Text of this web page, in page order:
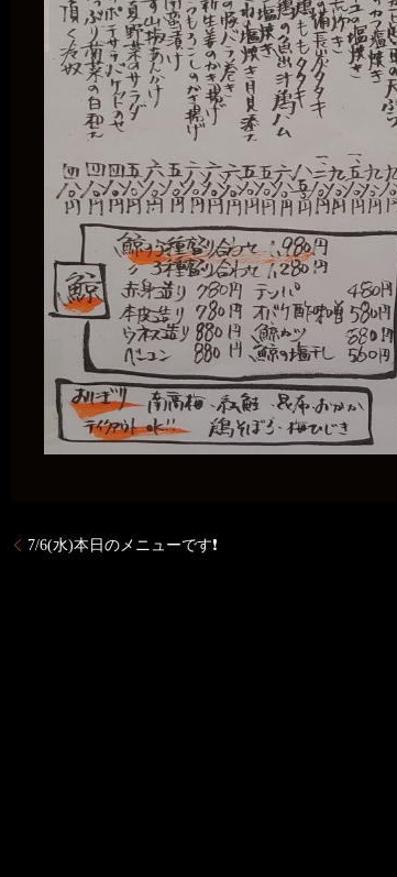
7/6(水)本日のメニューです❗